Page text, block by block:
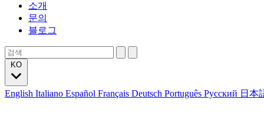
소개
문의
블로그
English Italiano Español Français Deutsch Português Русский 日本